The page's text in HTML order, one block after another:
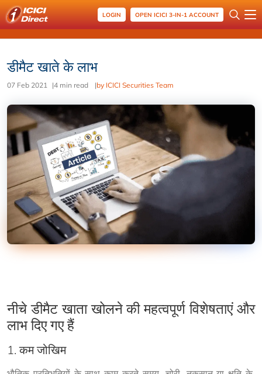
LOGIN OPEN ICICI 3-IN-1 ACCOUNT
डीमैट खाते के लाभ
07 Feb 2021 |4 min read |by ICICI Securities Team
नीचे डीमैट खाता खोलने की महत्वपूर्ण विशेषताएं और
लाभ दिए गए हैं
1. कम जोखिम